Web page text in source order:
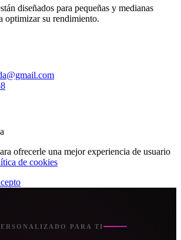
diseñados para pequeñas y medianas
optimizar su rendimiento.
ofrecerle una mejor experiencia de usuario
de cookies
PARA TI